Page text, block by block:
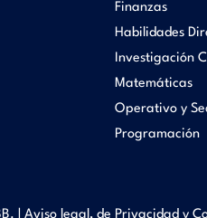
Finanzas
Habilidades
Investigación
Matemáticas
Operativo y
Programación
| Aviso legal, de Privacidad y